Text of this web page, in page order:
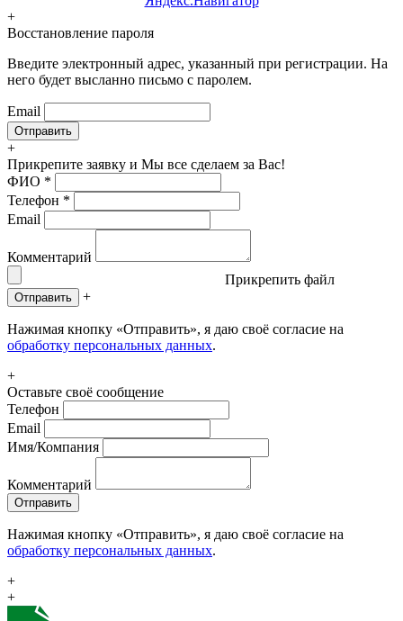
+
Восстановление пароля
Введите электронный адрес, указанный при регистрации. На
него будет высланно письмо с паролем.
Email
+
Прикрепите заявку и Мы все сделаем за Вас!
ФИО *
Телефон *
Email
Комментарий
Прикрепить файл
Отправить +
Нажимая кнопку «Отправить», я даю своё согласие на
обработку персональных данных.
+
Оставьте своё сообщение
Телефон
Email
Имя/Компания
Комментарий
Отправить
Нажимая кнопку «Отправить», я даю своё согласие на
обработку персональных данных.
+
+